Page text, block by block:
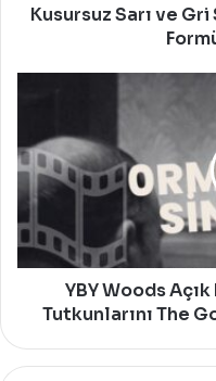
Formülü
Kusursuz Sarı ve
Hava
Sineması,
Sinema
Tutkunlarını
The
Godfather
Buluşturuyor!
YBY Woods
Tutkunlarını The